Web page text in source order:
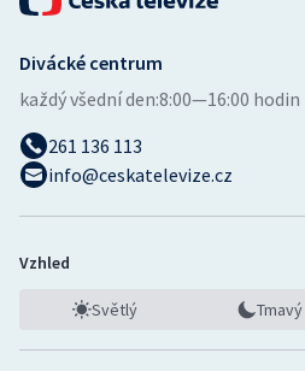
Divácké centrum
každý všední den:8:00—16:00 hodin
261 136 113
info@ceskatelevize.cz
Vzhled
Světlý Tmavý